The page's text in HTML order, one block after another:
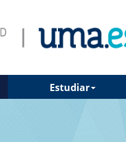
Estudiar